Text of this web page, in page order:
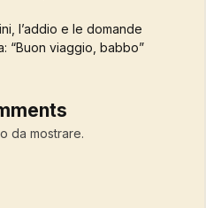
l’addio e le domande
“Buon viaggio, babbo”
da mostrare.